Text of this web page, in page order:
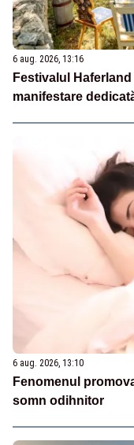
6 aug. 2026, 13:16
Festivalul
manifestare
6 aug. 2026, 13:10
Fenomenul
somn odihnitor